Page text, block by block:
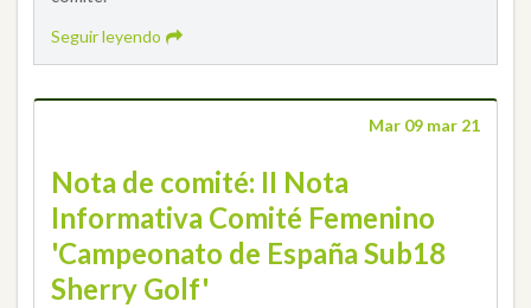
Seguir leyendo
Mar 09 mar 21
Nota de comité: II Nota
Informativa Comité Femenino
'Campeonato de España Sub18
Sherry Golf'